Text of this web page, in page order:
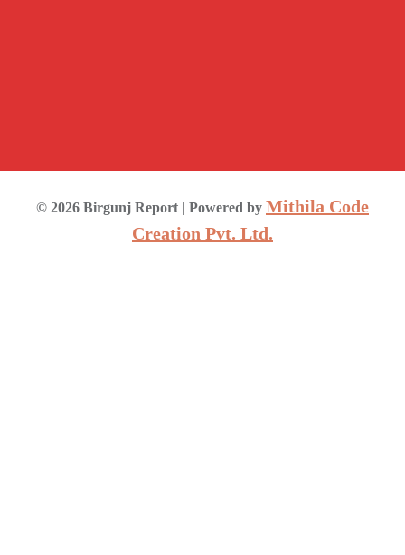
© 2026 Birgunj Report | Powered by Mithila Code
Creation Pvt. Ltd.